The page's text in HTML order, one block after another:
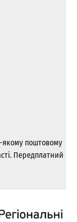
якому поштовому
Передплатний